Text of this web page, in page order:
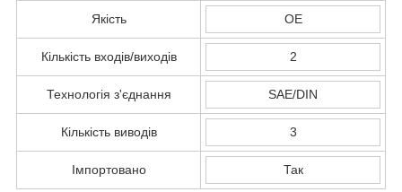
Якість OE
Кількість входів/виходів 2
Технологія з'єднання SAE/DIN
Кількість виводів 3
Імпортовано Так